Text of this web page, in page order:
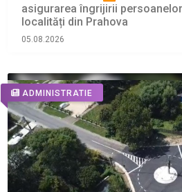
asigurarea îngrijirii
localități din Prahova
05.08.2026
ADMINISTRATIE